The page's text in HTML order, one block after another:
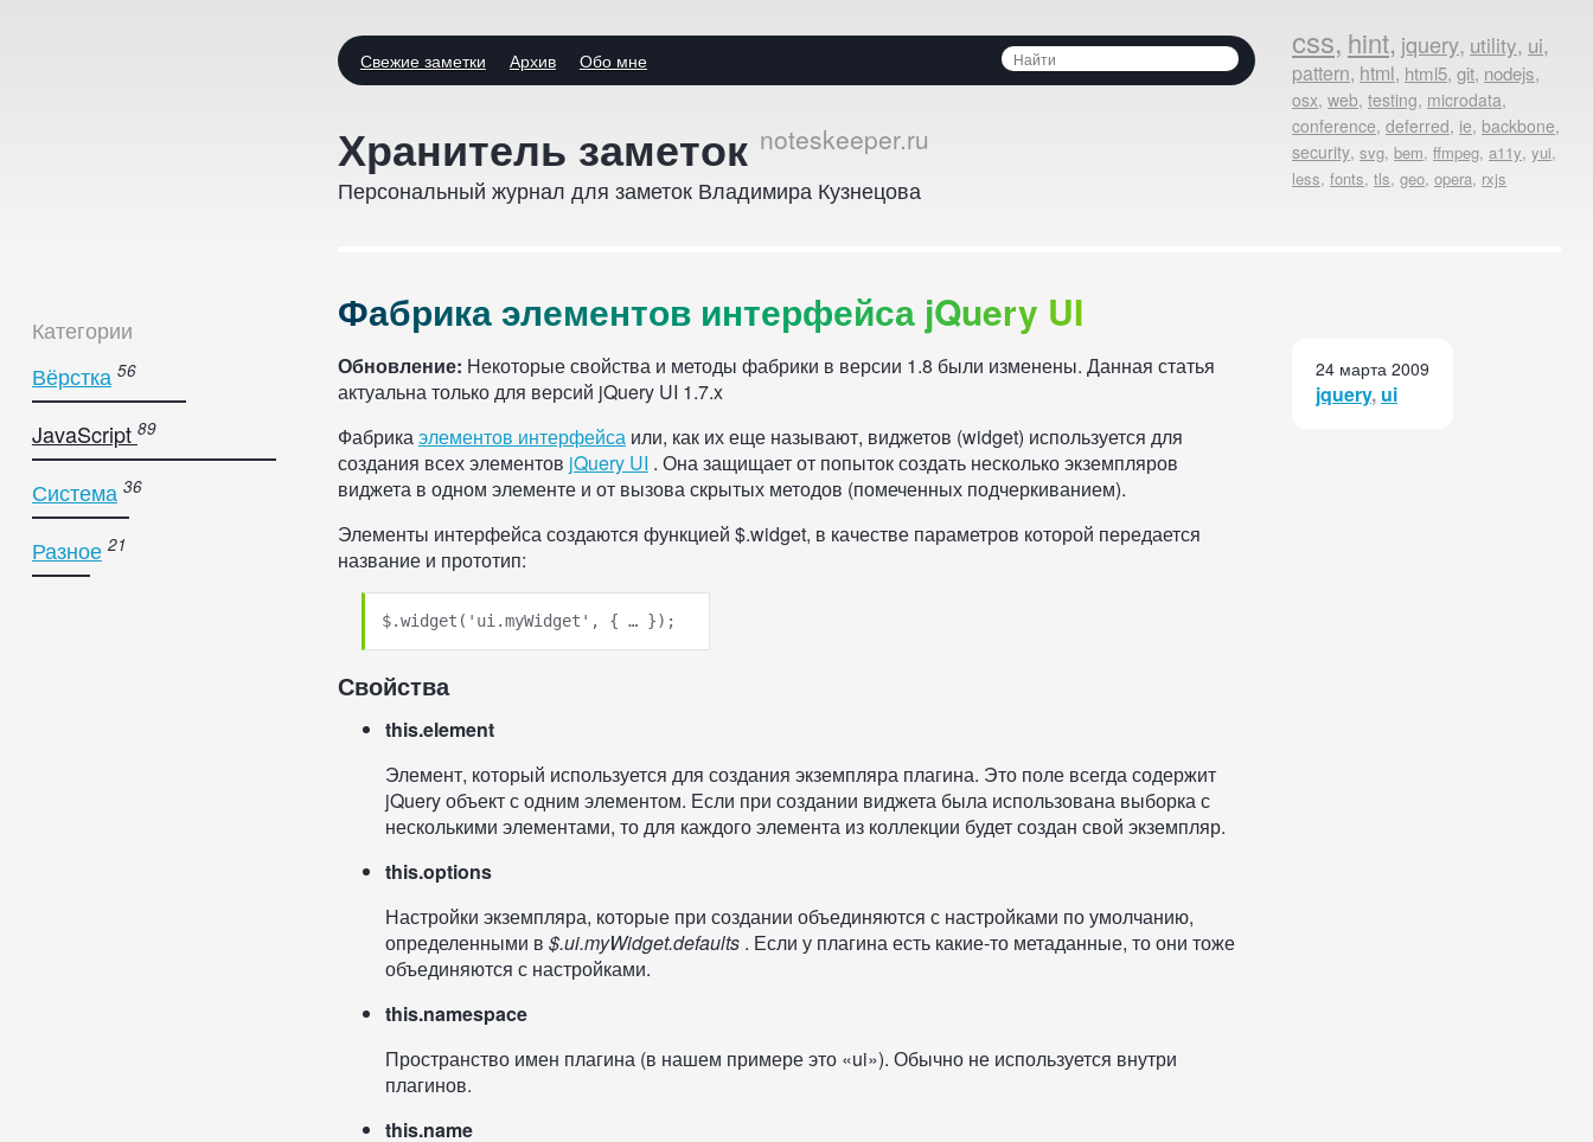
Свежие заметки Архив Обо мне
Поиск
Найти
Фабрика
элементов
UI
::
Хранитель заметок
Персональный журнал для заметок Владимира Кузнецова
Фабрикаэлементов интерфейса jQuery UI
24 марта 2009
jquery, ui
Обновление: Некоторые свойства и методы фабрики в версии 1.8 были изменены. Данная статья
актуальна только для версий jQuery UI 1.7.x
Фабрикаэлементов интерфейсаили, как их еще называют, виджетов (widget) используется для
создания всех элементов jQuery UI . Она защищает от попыток создать несколько экземпляров
виджета в одном элементе и от вызова скрытых методов (помеченных подчеркиванием).
Элементы интерфейса создаются функцией $.widget, в качестве параметров которой передается
название и прототип:
Свойства
this.element
Элемент, который используется для создания экземпляра плагина. Это поле всегда содержит
jQuery объект с одним элементом. Если при создании виджета была использована выборка с
несколькими элементами, то для каждого элемента из коллекции будет создан свой экземпляр.
this.options
Настройки экземпляра, которые при создании объединяются с настройками по умолчанию,
определенными в $.ui.myWidget.defaults. Если у плагина есть какие-то метаданные, то они тоже
объединяются с настройками.
this.namespace
Пространство имен плагина (в нашем примере это «ui»). Обычно не используется внутри
плагинов.
this.name
Категории
Вёрстка
JavaScript
Система
Разное